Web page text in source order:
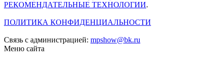
РЕКОМЕНДАТЕЛЬНЫЕ ТЕХНОЛОГИИ.
ПОЛИТИКА КОНФИДЕНЦИАЛЬНОСТИ
Связь с администрацией: mpshow@bk.ru
Меню сайта